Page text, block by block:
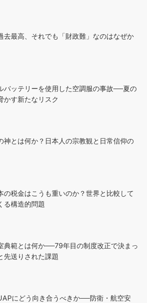
去最高、それでも「財政難」なのはなぜか
バッテリーを使用した空調服の事故──夏の
かす新たなリスク
神とは何か？日本人の宗教観と日常信仰の
の税金はこうも重いのか？世界と比較して
る構造的問題
典範とは何か──79年目の制度改正で決まっ
先送りされた課題
にどう向き合うべきか──防衛・航空安